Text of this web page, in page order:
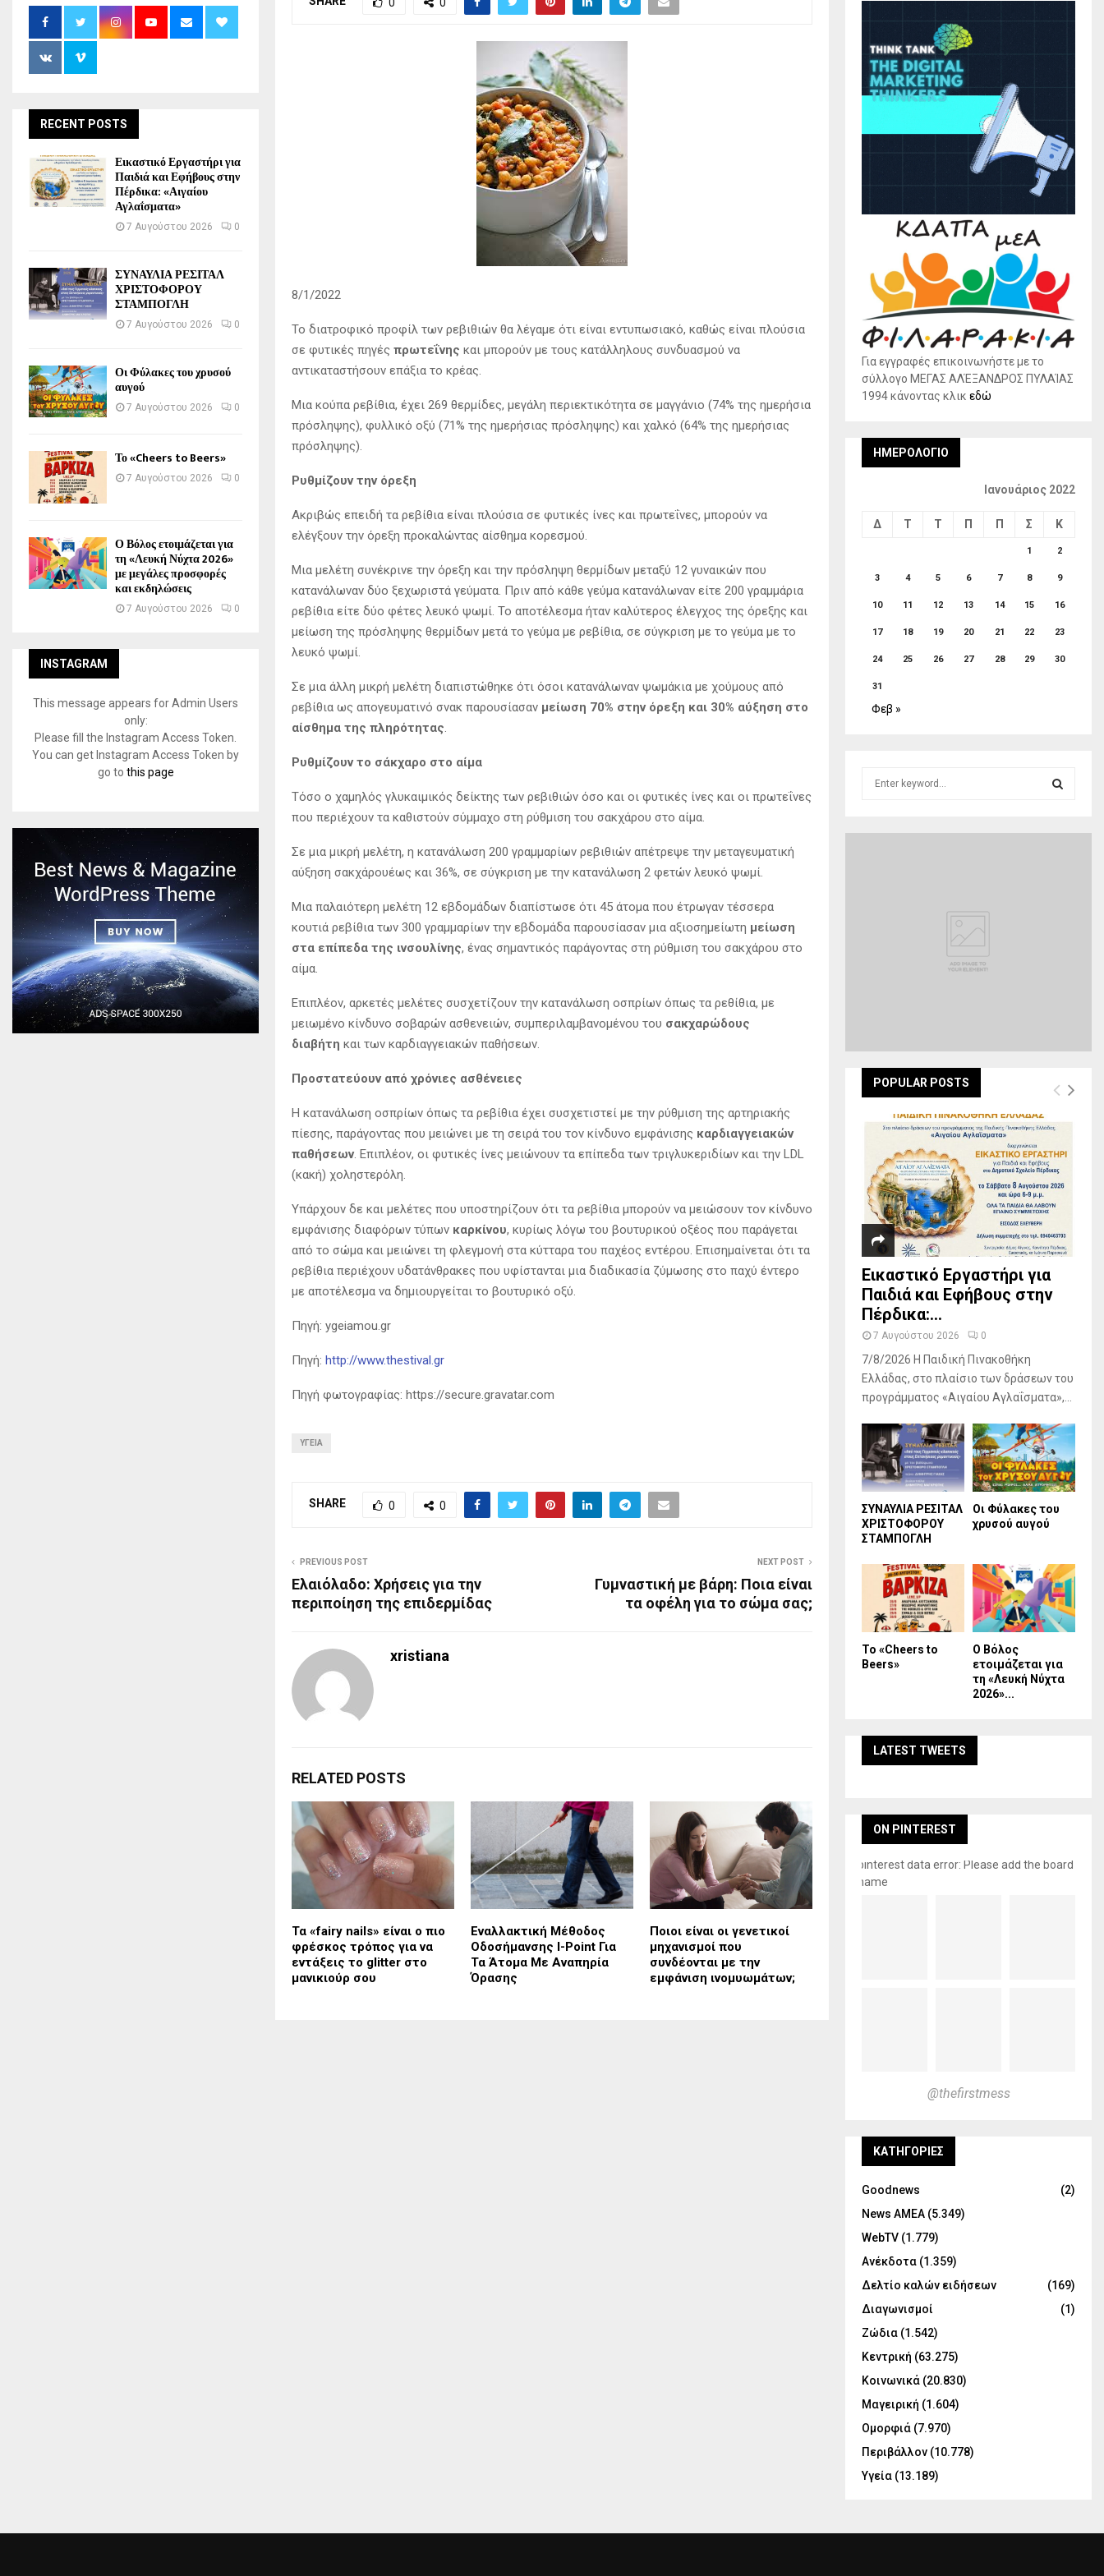
8/1/2022
Το διατροφικό προφίλ των ρεβιθιών θα λέγαμε ότι είναι εντυπωσιακό, καθώς είναι πλούσια
σε φυτικές πηγές πρωτεΐνης και μπορούν με τους κατάλληλους συνδυασμού να
αντικαταστήσουν επάξια το κρέας.
Μια κούπα ρεβίθια, έχει 269 θερμίδες, μεγάλη περιεκτικότητα σε μαγγάνιο (74% της ημερήσια
πρόσληψης), φυλλικό οξύ (71% της ημερήσιας πρόσληψης) και χαλκό (64% της ημερήσιας
πρόσληψης).
Ρυθμίζουν την όρεξη
Ακριβώς επειδή τα ρεβίθια είναι πλούσια σε φυτικές ίνες και πρωτεΐνες, μπορούν να
ελέγξουν την όρεξη προκαλώντας αίσθημα κορεσμού.
Μια μελέτη συνέκρινε την όρεξη και την πρόσληψη θερμίδων μεταξύ 12 γυναικών που
κατανάλωναν δύο ξεχωριστά γεύματα. Πριν από κάθε γεύμα κατανάλωναν είτε 200 γραμμάρια
ρεβίθια είτε δύο φέτες λευκό ψωμί. Το αποτέλεσμα ήταν καλύτερος έλεγχος της όρεξης και
μείωση της πρόσληψης θερμίδων μετά το γεύμα με ρεβίθια, σε σύγκριση με το γεύμα με το
λευκό ψωμί.
Σε μια άλλη μικρή μελέτη διαπιστώθηκε ότι όσοι κατανάλωναν ψωμάκια με χούμους από
ρεβίθια ως απογευματινό σνακ παρουσίασαν μείωση 70% στην όρεξη και 30% αύξηση στο
αίσθημα της πληρότητας
Ρυθμίζουν το σάκχαρο στο αίμα
Τόσο ο χαμηλός γλυκαιμικός δείκτης των ρεβιθιών όσο και oι φυτικές ίνες και οι πρωτεΐνες
που περιέχουν τα καθιστούν σύμμαχο στη ρύθμιση του σακχάρου στο αίμα.
Σε μια μικρή μελέτη, η κατανάλωση 200 γραμμαρίων ρεβιθιών απέτρεψε την μεταγευματική
αύξηση σακχάρουέως και 36%, σε σύγκριση με την κατανάλωση 2 φετών λευκό ψωμί.
Μια παλαιότερη μελέτη 12 εβδομάδων διαπίστωσε ότι 45 άτομα που έτρωγαν τέσσερα
κουτιά ρεβίθια των 300 γραμμαρίων την εβδομάδα παρουσίασαν μια αξιοσημείωτη μείωση
στα επίπεδα της ινσουλίνης, ένας σημαντικός παράγοντας στη ρύθμιση του σακχάρου στο
αίμα.
Επιπλέον, αρκετές μελέτες συσχετίζουν την κατανάλωση οσπρίων όπως τα ρεθίθια, με
μειωμένο κίνδυνο σοβαρών ασθενειών, συμπεριλαμβανομένου του σακχαρώδους
διαβήτη και των καρδιαγγειακών παθήσεων.
Προστατεύουν από χρόνιες ασθένειες
Η κατανάλωση οσπρίων όπως τα ρεβίθια έχει συσχετιστεί με την ρύθμιση της αρτηριακής
πίεσης, παράγοντας που μειώνει με τη σειρά του τον κίνδυνο εμφάνισης καρδιαγγειακών
παθήσεων. Επιπλέον, οι φυτικές ίνες μειώνουν τα επίπεδα των τριγλυκεριδίων και την LDL
(κακή) χοληστερόλη.
Υπάρχουν δε και μελέτες που υποστηρίζουν ότι τα ρεβίθια μπορούν να μειώσουν τον κίνδυνο
εμφάνισης διαφόρων τύπων καρκίνου, κυρίως λόγω του βουτυρικού οξέος που παράγεται
από το σώμα και μειώνει τη φλεγμονή στα κύτταρα του παχέος εντέρου. Επισημαίνεται ότι τα
ρεβίθια περιέχουν υδατάνθρακες που υφίστανται μια διαδικασία ζύμωσης στο παχύ έντερο
με αποτέλεσμα να δημιουργείται το βουτυρικό οξύ.
Πηγή: ygeiamou.gr
Πηγή: http://www.thestival.gr
Πηγή φωτογραφίας: https://secure.gravatar.com
ΥΓΕΊΑ
SHARE 0 0
PREVIOUS POST
Ελαιόλαδο: Xρήσεις για την
περιποίηση της επιδερμίδας
NEXT POST
Γυμναστική με βάρη: Ποια είναι
τα οφέλη για το σώμα σας;
xristiana
RELATED POSTS
Τα «fairy nails» είναι ο πιο
φρέσκος τρόπος για να
εντάξεις το glitter στο
μανικιούρ σου
Εναλλακτική Μέθοδος
Οδοσήμανσης I-Point Για
Τα Άτομα Με Αναπηρία
Όρασης
Ποιοι είναι οι γενετικοί
μηχανισμοί που
συνδέονται με την
εμφάνιση ινομυωμάτων;
RECENT POSTS
Εικαστικό Εργαστήρι για
Παιδιά και Εφήβους στην
Πέρδικα: «Αιγαίου
Αγλαΐσματα»
7 Αυγούστου 2026 0
ΣΥΝΑΥΛΙΑ ΡΕΣΙΤΑΛ
ΧΡΙΣΤΟΦΟΡΟΥ
ΣΤΑΜΠΟΓΛΗ
7 Αυγούστου 2026 0
Οι Φύλακες του χρυσού
αυγού
7 Αυγούστου 2026 0
Το «Cheers to Beers»
7 Αυγούστου 2026 0
Ο Βόλος ετοιμάζεται για
τη «Λευκή Νύχτα 2026»
με μεγάλες προσφορές
και εκδηλώσεις
7 Αυγούστου 2026 0
INSTAGRAM
This message appears for Admin Users
only:
Please fill the Instagram Access Token.
You can get Instagram Access Token by
go to this page
Για εγγραφές επικοινωνήστε με το
σύλλογο ΜΕΓΑΣ ΑΛΈΞΑΝΔΡΟΣ ΠΥΛΑΊΑΣ
1994 κάνοντας κλικ εδώ
ΗΜΕΡΟΛΌΓΙΟ
Ιανουάριος 2022
Δ Τ Τ Π Π Σ Κ
1 2
3 4 5 6 7 8 9
10 11 12 13 14 15 16
17 18 19 20 21 22 23
24 25 26 27 28 29 30
31
Φεβ »
POPULAR POSTS
Εικαστικό Εργαστήρι για
Παιδιά και Εφήβους στην
Πέρδικα:...
7 Αυγούστου 2026 0
7/8/2026 Η Παιδική Πινακοθήκη
Ελλάδας, στο πλαίσιο των δράσεων του
προγράμματος «Αιγαίου Αγλαΐσματα»,...
ΣΥΝΑΥΛΙΑ ΡΕΣΙΤΑΛ
ΧΡΙΣΤΟΦΟΡΟΥ
ΣΤΑΜΠΟΓΛΗ
Οι Φύλακες του
χρυσού αυγού
Το «Cheers to
Beers»
Ο Βόλος
ετοιμάζεται για
τη «Λευκή Νύχτα
2026»...
LATEST TWEETS
ON PINTEREST
pinterest data error: Please add the board
name
@thefirstmess
KΑΤΗΓΟΡΊΕΣ
Goodnews
(2)
News ΑΜΕΑ (5.349)
WebTV (1.779)
Ανέκδοτα (1.359)
Δελτίο καλών ειδήσεων
(169)
Διαγωνισμοί
(1)
Ζώδια (1.542)
Κεντρική (63.275)
Κοινωνικά (20.830)
Μαγειρική (1.604)
Ομορφιά (7.970)
Περιβάλλον (10.778)
Υγεία (13.189)